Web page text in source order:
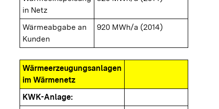
in Netz
Wärmeabgabe an
Kunden
920 MWh/a (2014)
Wärmeerzeugungsanlagen
im Wärmenetz
KWK-Anlage: